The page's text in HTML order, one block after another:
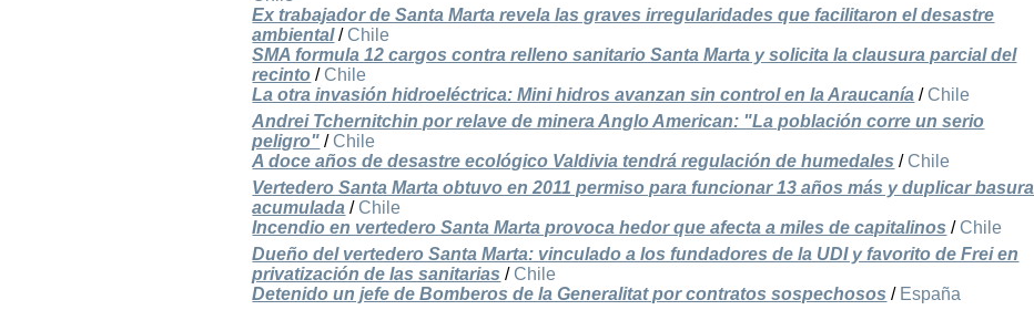
Ex trabajador de Santa Marta revela las graves irregularidades que facilitaron el desastre
ambiental/ Chile
SMA formula 12 cargos contra relleno sanitario Santa Marta y solicita la clausura parcial del
recinto / Chile
La otra invasión hidroeléctrica: Mini hidros avanzan sin control en la Araucanía / Chile
Andrei Tchernitchin por relave de minera Anglo American: "La población corre un serio
peligro" / Chile
A doce años de desastre ecológico Valdivia tendrá regulación de humedales / Chile
Vertedero Santa Marta obtuvo en 2011 permiso para funcionar 13 años más y duplicar basura
acumulada / Chile
Incendio en vertedero Santa Marta provoca hedor que afecta a miles de capitalinos / Chile
Dueño del vertedero Santa Marta: vinculado a los fundadores de la UDI y favorito de Frei en
privatización de las sanitarias / Chile
Detenido un jefe de Bomberos de la Generalitat por contratos sospechosos / España